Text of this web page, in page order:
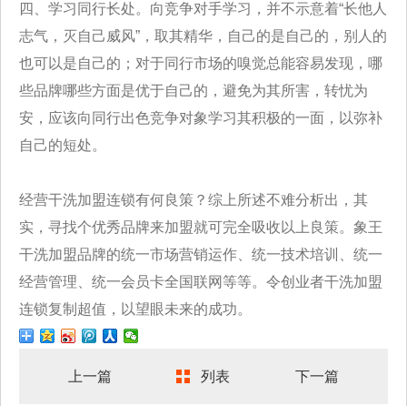
四、学习同行长处。向竞争对手学习，并不示意着“长他人
志气，灭自己威风”，取其精华，自己的是自己的，别人的
也可以是自己的；对于同行市场的嗅觉总能容易发现，哪
些品牌哪些方面是优于自己的，避免为其所害，转忧为
安，应该向同行出色竞争对象学习其积极的一面，以弥补
自己的短处。
经营干洗加盟连锁有何良策？综上所述不难分析出，其
实，寻找个优秀品牌来加盟就可完全吸收以上良策。象王
干洗加盟品牌的统一市场营销运作、统一技术培训、统一
经营管理、统一会员卡全国联网等等。令创业者干洗加盟
连锁复制超值，以望眼未来的成功。
上一篇 列表 下一篇